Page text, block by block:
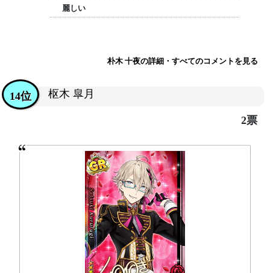
麗しい
朴木 十夜の詳細・すべてのコメントを見る
枢木 皐月
14位
2票